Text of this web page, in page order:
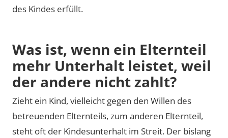
des Kindes erfüllt.
Was ist, wenn ein Elternteil
mehr Unterhalt leistet, weil
der andere nicht zahlt?
Zieht ein Kind, vielleicht gegen den Willen des
betreuenden Elternteils, zum anderen Elternteil,
steht oft der Kindesunterhalt im Streit. Der bislang